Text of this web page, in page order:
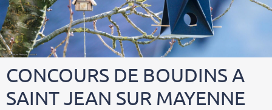
CONCOURS DE BOUDINS A
SAINT JEAN SUR MAYENNE